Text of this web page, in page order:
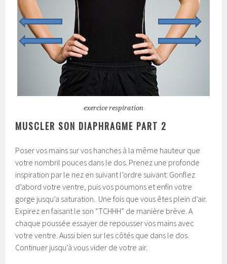
exercice respiration
MUSCLER SON DIAPHRAGME PART 2
Poser vos mains sur vos hanches à la même hauteur que
votre nombril pouces dans le dos. Prenez une profonde
inspiration par le nez en suivant l’ordre suivant: Gonflez
d’abord votre ventre, puis vos poumons et enfin votre
gorge jusqu’a saturation. Une fois que vous êtes plein d’air.
Expirez en faisant le son “TCHHH” de manière brève. A
chaque poussée essayer de repousser vos mains avec
votre ventre. Aussi bien sur les côtés que dans le dos.
Continuer jusqu’à vous vider de votre air.